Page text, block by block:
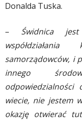
Donalda Tuska.
– Świdnica
samorządowców, i
innego
odpowiedzialności
wiecie, nie jestem
okazję otwierać